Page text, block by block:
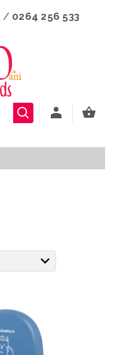
/ 0264 256 533